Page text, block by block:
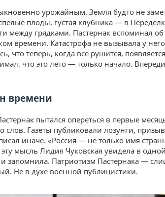
урожайным. Земля будто не
плоды, густая клубника — в
между грядками. Пастернак вспоминал об
времени. Катастрофа не вызывала у
что теперь, когда все рушится,
что это лето — только начало.
времени
пытался опереться в первые
слов. Газеты публиковали лозунги,
иначе. «Россия — не только имя
мысль Лидия Чуковская увидела в
запомнила. Патриотизм Пастернака —
Не в духе военной публицистики.